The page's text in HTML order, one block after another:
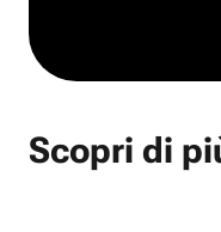
Scopri di